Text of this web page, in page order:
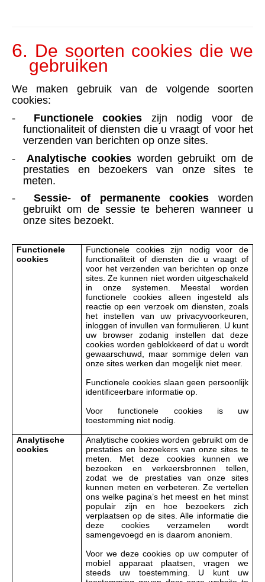
6. De soorten cookies die we
gebruiken
We maken gebruik van de volgende soorten
cookies:
-
Functionele cookies zijn nodig voor de
functionaliteit of diensten die u vraagt of voor het
verzenden van berichten op onze sites.
-
Analytische cookies worden gebruikt om de
prestaties en bezoekers van onze sites te
meten.
-
Sessie- of permanente cookies worden
gebruikt om de sessie te beheren wanneer u
onze sites bezoekt.
Functionele
cookies
Functionele cookies zijn nodig voor de
functionaliteit of diensten die u vraagt of
voor het verzenden van berichten op onze
sites. Ze kunnen niet worden uitgeschakeld
in onze systemen. Meestal worden
functionele cookies alleen ingesteld als
reactie op een verzoek om diensten, zoals
het instellen van uw privacyvoorkeuren,
inloggen of invullen van formulieren. U kunt
uw browser zodanig instellen dat deze
cookies worden geblokkeerd of dat u wordt
gewaarschuwd, maar sommige delen van
onze sites werken dan mogelijk niet meer.
Functionele cookies slaan geen persoonlijk
identificeerbare informatie op.
Voor functionele cookies is uw
toestemming niet nodig.
Analytische
cookies
Analytische cookies worden gebruikt om de
prestaties en bezoekers van onze sites te
meten. Met deze cookies kunnen we
bezoeken en verkeersbronnen tellen,
zodat we de prestaties van onze sites
kunnen meten en verbeteren. Ze vertellen
ons welke pagina’s het meest en het minst
populair zijn en hoe bezoekers zich
verplaatsen op de sites. Alle informatie die
deze cookies verzamelen wordt
samengevoegd en is daarom anoniem.
Voor we deze cookies op uw computer of
mobiel apparaat plaatsen, vragen we
steeds uw toestemming. U kunt uw